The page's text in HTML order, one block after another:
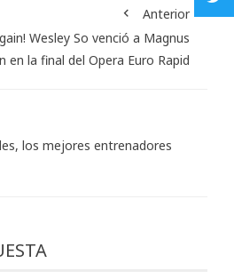
Anterior
Wesley So venció a Magnus
en la final del Opera Euro Rapid
los mejores entrenadores